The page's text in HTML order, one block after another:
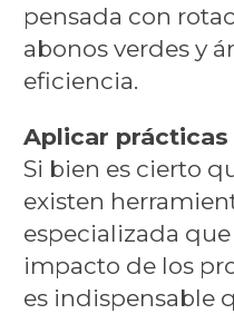
pensada con
abonos verdes y
eficiencia.
Aplicar
Si bien es cierto
existen
especializada
impacto de los
es indispensable